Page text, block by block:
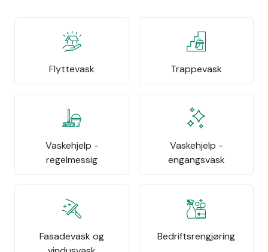
Flyttevask Trappevask
Vaskehjelp -
regelmessig
Vaskehjelp -
engangsvask
Fasadevask og
Bedriftsrengjøring